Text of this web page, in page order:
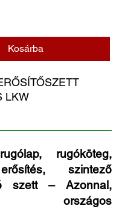
Kosárba
LKW
rugóköteg,
szintező
szett – Azonnal,
országos